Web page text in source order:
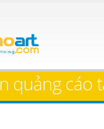
quảng cáo